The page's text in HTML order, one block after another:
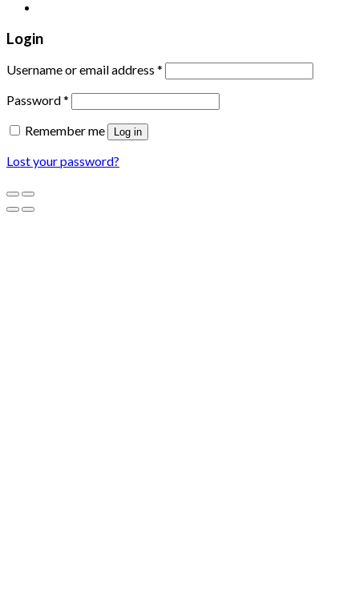
Login
Username or email address *
Password*
Remember me
Log in
Lost your password?